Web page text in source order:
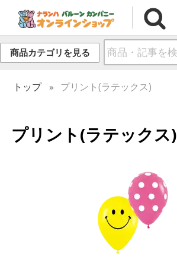
商品カテゴリを見る
トップ プリント(ラテックス)
プリント(ラテックス)